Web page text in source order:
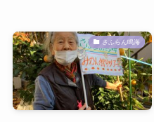
さふらん鳴海